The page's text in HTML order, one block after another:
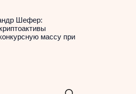
Шефер:
массу при